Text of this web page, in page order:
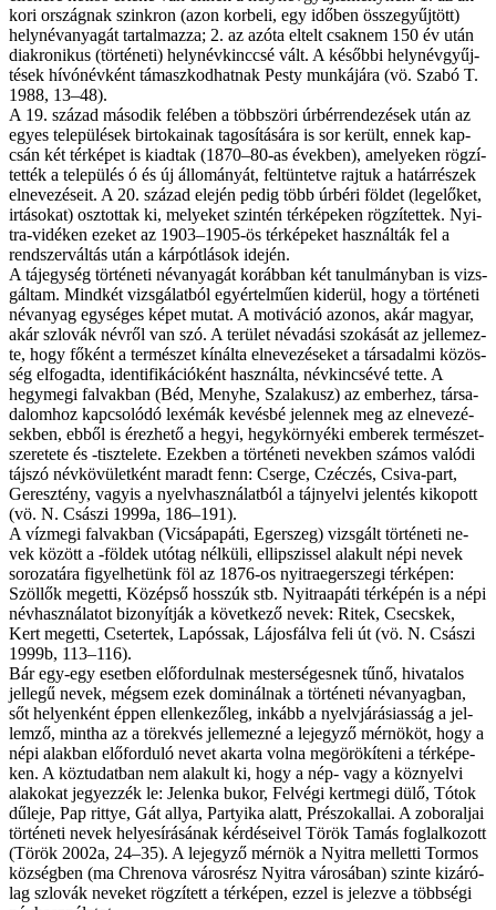
ko­ri or­szág­nak szink­ron (azon kor­be­li, egy idő­ben ös­­sze­gyűj­tött)
hely­név­anya­gát tar­tal­maz­za; 2. az az­óta el­telt csak­nem 150 év után
di­ak­ro­ni­kus (tör­té­ne­ti) hely­név­kinc­­csé vált. A ké­sőb­bi hely­név­gyűj­
té­sek hí­vó­név­ként tá­masz­kod­hat­nak Pesty mun­ká­já­ra (vö. Sza­bó T.
1988, 13–48).
A 19. szá­zad má­so­dik fe­lé­ben a több­szö­ri úr­bér­ren­de­zé­sek után az
egyes te­le­pü­lé­sek bir­to­ka­i­nak ta­go­sí­tá­sá­ra is sor ke­rült, en­nek kap­
csán két tér­ké­pet is ki­ad­tak (1870–80-as évek­ben), ame­lye­ken rög­zí­
tet­ték a te­le­pü­lés ó és új ­ál­lo­má­nyát, fel­tün­tet­ve raj­tuk a ha­tár­ré­szek
el­ne­ve­zé­se­it. A 20. szá­zad ele­jén pe­dig több úr­bé­ri föl­det (le­ge­lő­ket,
ir­tá­so­kat) osz­tot­tak ki, me­lye­ket szin­tén tér­ké­pe­ken rög­zí­tet­tek. Nyi­
tra-vidéken eze­ket az 1903–1905-ös tér­ké­pe­ket hasz­nál­ták fel a
rend­szer­vál­tás után a kár­pót­lás­ok ide­jén.
A táj­egy­ség tör­té­ne­ti név­anya­gát ko­ráb­ban két ta­nul­mány­ban is vizs­
gál­tam. Mind­két vizs­gá­lat­ból egy­ér­tel­mű­en ki­de­rül, hogy a tör­té­ne­ti
név­anyag egy­sé­ges ké­pet mu­tat. A mo­ti­vá­ció azo­nos, akár ma­gyar,
akár szlo­vák név­ről van szó. A te­rü­let név­adá­si szo­ká­sát az jel­le­mez­
te, hogy fő­ként a ter­mé­szet kí­nál­ta el­ne­ve­zé­se­ket a tár­sa­dal­mi kö­zös­
ség el­fo­gad­ta, iden­ti­fi­ká­ci­ó­ként hasz­nál­ta, név­kin­csé­vé tet­te. A
hegyme­gi fal­vak­ban (Béd, Meny­he, Sza­lakusz) az em­ber­hez, tár­sa­
da­lom­hoz kap­cso­ló­dó lexémák ke­vés­bé je­len­nek meg az el­ne­ve­zé­
sek­ben, eb­ből is érez­he­tő a he­gyi, hegy­kör­nyé­ki em­be­rek ter­mé­szet­
sze­re­te­te és -tisztelete. Ezek­ben a tör­té­ne­ti ne­vek­ben szá­mos va­ló­di
táj­szó név­kö­vü­let­ként ma­radt fenn: Cser­ge, Czéczés, Csi­va-­part,
Geresztény, va­gyis a nyelv­hasz­ná­lat­ból a táj­nyel­vi je­len­tés ki­ko­pott
(vö. N. Császi 1999a, 186–191).
A vízme­gi fal­vak­ban (Vicsápapáti, Egerszeg) vizs­gált tör­té­ne­ti ne­
vek kö­zött a -földek utó­tag nél­kü­li, el­lip­szis­sel ala­kult né­pi ne­vek
so­ro­za­tá­ra fi­gyel­he­tünk föl az 1876-os nyi­traegersze­gi tér­ké­pen:
Szöl­lők meget­ti, Kö­zép­ső hos­­szúk stb. Nyi­t­raapáti tér­ké­pén is a né­pi
név­hasz­ná­la­tot bi­zo­nyít­ják a kö­vet­ke­ző ne­vek: Ritek, Csecskek,
Kert meget­ti, Csetertek, Lapós­sak, Lájos­fál­va fe­li út (vö. N. Császi
1999b, 113–116).
Bár egy-­e­gy eset­ben elő­for­dul­nak mes­ter­sé­ges­nek tű­nő, hi­va­ta­los
jel­le­gű ne­vek, még­sem ezek do­mi­nál­nak a tör­té­ne­ti név­anyag­ban,
sőt he­lyen­ként ép­pen el­len­ke­ző­leg, in­kább a nyelvjárási­asság a jel­
lem­ző, mint­ha az a tö­rek­vés jel­le­mez­né a le­jegy­ző mér­nö­köt, hogy a
né­pi alak­ban elő­for­du­ló ne­vet akar­ta vol­na meg­örö­kí­te­ni a tér­ké­pe­
ken. A köz­tu­dat­ban nem ala­kult ki, hogy a nép- vagy a köz­nyel­vi
ala­ko­kat je­gyez­zék le: Jelen­ka buko­r, Fel­vé­gi kert­me­gi dülő, Tó­tok
dűle­je, Pap rit­tye, Gát allya, Par­tyi­ka alat­t, Prés­zokallai. A zob­o­ral­jai
tör­té­ne­ti ne­vek he­lyes­írá­sá­nak kér­dé­se­i­vel Tö­rök Ta­más fog­lal­ko­zott
(Tö­rök 2002a, 24–35). A le­jegy­ző mér­nök a Nyi­tra mel­let­ti Tor­mos
köz­ség­ben (ma Chren­o­va vá­ros­rész Nyi­tra vá­ro­sá­ban) szin­te ki­zá­ró­
lag szlo­vák ne­ve­ket rög­zí­tett a tér­ké­pen, ez­zel is je­lez­ve a több­sé­gi